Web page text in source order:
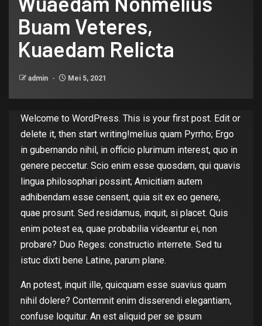
Buam Veteres,
Kuaedam Relicta
admin Mei 5, 2021
Welcome to WordPress. This is your first post. Edit or
delete it, then start writing!melius quam Pyrrho; Ergo
in gubernando nihil, in officio plurimum interest, quo in
genere peccetur. Scio enim esse quosdam, qui quavis
lingua philosophari possint; Amicitiam autem
adhibendam esse censent, quia sit ex eo genere,
quae prosunt. Sed residamus, inquit, si placet. Quis
enim potest ea, quae probabilia videantur ei, non
probare? Duo Reges: constructio interrete. Sed tu
istuc dixti bene Latine, parum plane.
An potest, inquit ille, quicquam esse suavius quam
nihil dolere? Contemnit enim disserendi elegantiam,
confuse loquitur. An est aliquid per se ipsum